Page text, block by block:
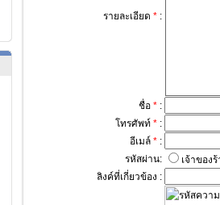
รายละเอียด * :
ชื่อ * :
โทรศัพท์ * :
อีเมล์ * :
รหัสผ่าน:
เจ้าของ
ลิงค์ที่เกี่ยวข้อง :